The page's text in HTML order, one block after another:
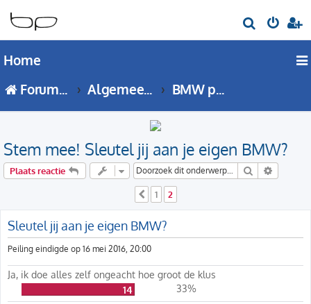
o
Home
Forumoverzicht
Algemeen BMW forum BMW poll van de week
Stem mee! Sleutel jij aan je eigen BMW?
Plaats reactie Zoek
Vorige
1 2
Sleutel jij aan je eigen BMW?
Peiling eindigde op 16 mei 2016, 20:00
Ja, ik doe alles zelf ongeacht hoe groot de klus
14
33%